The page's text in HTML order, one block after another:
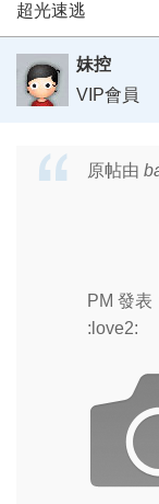
超光速逃
妹控
VIP會員
原帖由
PM 發表
:love2: